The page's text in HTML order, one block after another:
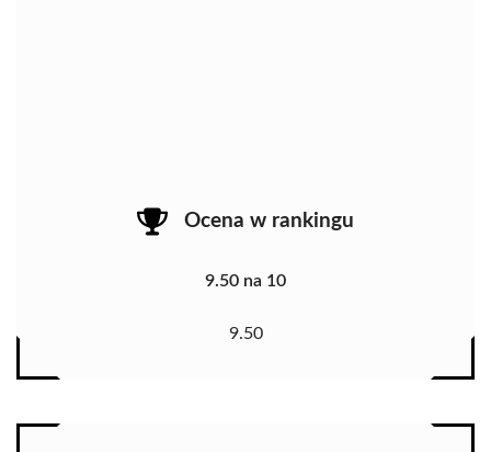
Ocena w rankingu
9.50 na 10
9.50